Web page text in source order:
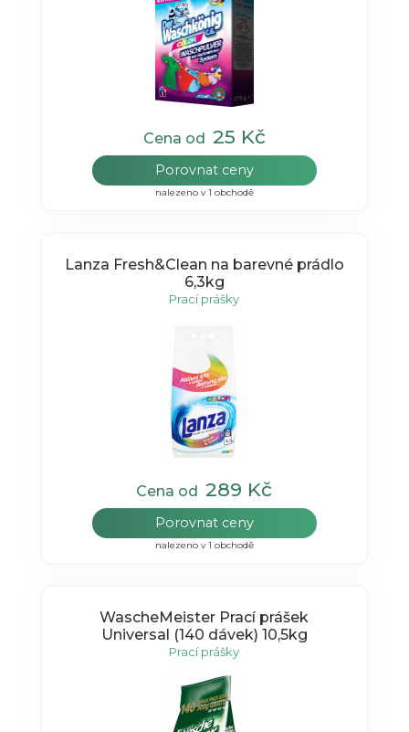
Cena od 25 Kč
Porovnat ceny
nalezeno v 1 obchodě
Lanza Fresh&Clean na barevné prádlo
6,3kg
Prací prášky
Cena od289 Kč
Porovnat ceny
nalezeno v 1 obchodě
WascheMeister Prací prášek
Universal (140 dávek) 10,5kg
Prací prášky